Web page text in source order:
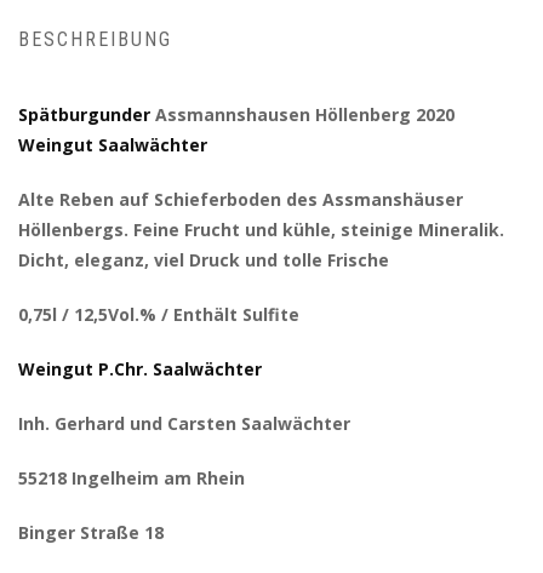
BESCHREIBUNG
Spätburgunder Assmannshausen Höllenberg 2020
Weingut Saalwächter
Alte Reben auf Schieferboden des Assmanshäuser
Höllenbergs. Feine Frucht und kühle, steinige Mineralik.
Dicht, eleganz, viel Druck und tolle Frische
0,75l / 12,5Vol.% / Enthält Sulfite
Weingut P.Chr. Saalwächter
Inh. Gerhard und Carsten Saalwächter
55218 Ingelheim am Rhein
Binger Straße 18